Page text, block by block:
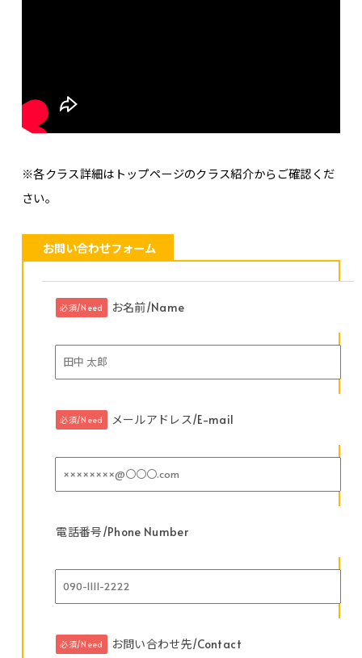
※各クラス詳細はトップページのクラス紹介からご確認くだ
さい。
お問い合わせフォーム
必須/Need お名前/Name
必須/Need メールアドレス/E-mail
電話番号/Phone Number
必須/Need お問い合わせ先/Contact